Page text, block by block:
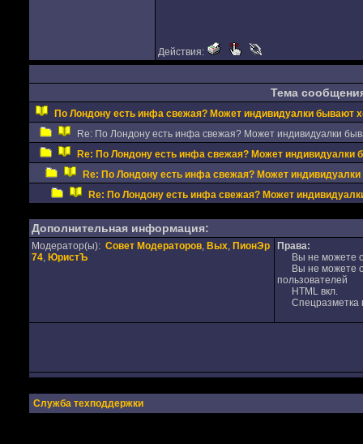
Действия:
Тема
По Лондону есть инфа свежая? Может индивидуалки бывают
Re: По Лондону есть инфа свежая? Может индивидуалки
Re: По Лондону есть инфа свежая? Может индивидуалки
Re: По Лондону есть инфа свежая? Может
Re: По Лондону есть инфа свежая? Может
Дополнительная информация:
Модератор(ы): Совет Модераторов, Вых, ПионЭр
74, ЮристЪ
Права:
Вы не можете
Вы не можете
пользователей
HTML вкл.
Спецразметка
Служба техподдержки